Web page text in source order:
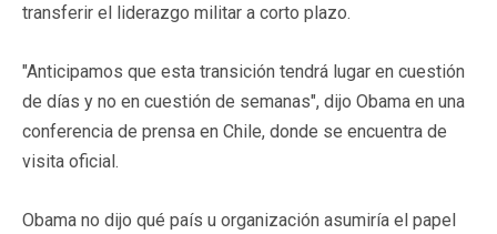
transferir el liderazgo militar a corto plazo.
"Anticipamos que esta transición tendrá lugar en cuestión
de días y no en cuestión de semanas", dijo Obama en una
conferencia de prensa en Chile, donde se encuentra de
visita oficial.
Obama no dijo qué país u organización asumiría el papel